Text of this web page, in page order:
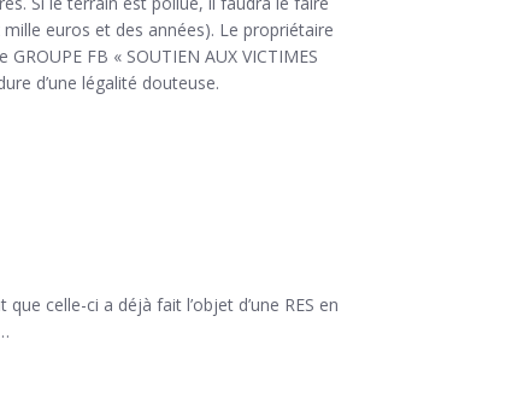
euros et des années). Le propriétaire
FB « SOUTIEN AUX VICTIMES
d’une légalité douteuse.
celle-ci a déjà fait l’objet d’une RES en